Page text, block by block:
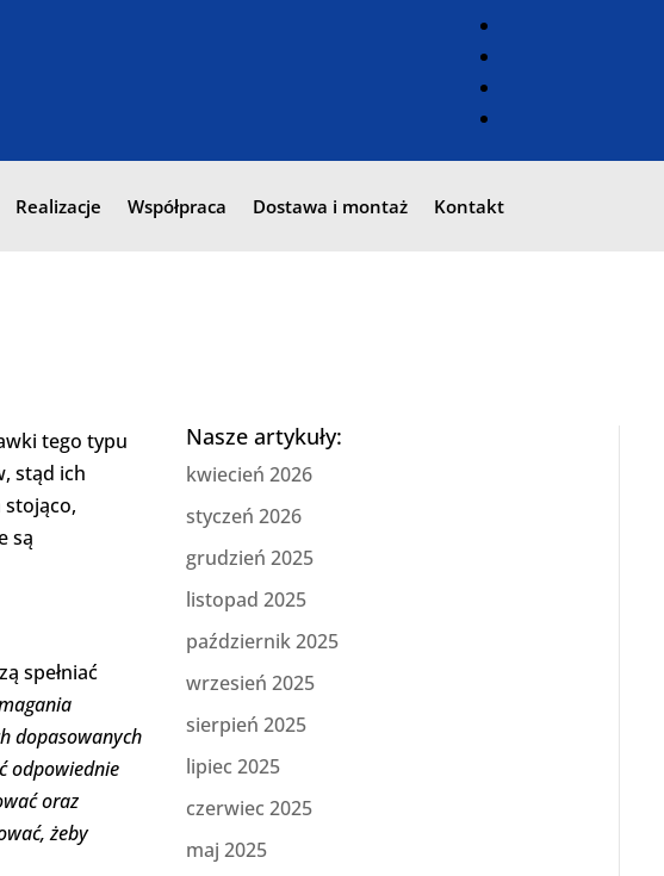
Realizacje Współpraca Dostawa i montaż Kontakt
tego typu
stąd ich
stojąco,
są
spełniać
dopasowanych
odpowiednie
oraz
żeby
Nasze artykuły:
kwiecień 2026
styczeń 2026
grudzień 2025
listopad 2025
październik 2025
wrzesień 2025
sierpień 2025
lipiec 2025
czerwiec 2025
maj 2025